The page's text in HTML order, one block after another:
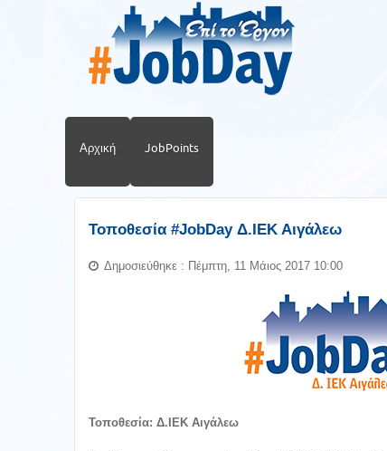
Αρχική JobPoints
Τοποθεσία #JobDay Δ.ΙΕΚ Αιγάλεω
Δημοσιεύθηκε : Πέμπτη, 11 Μάιος 2017 10:00
Τοποθεσία: Δ.ΙΕΚ Αιγάλεω